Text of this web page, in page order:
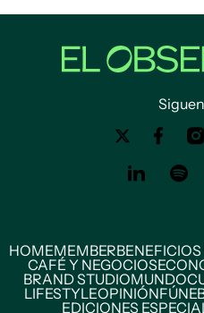
HOMEMEMBER
CAFÉ Y NEGOCIOS
BRAND STUDIOMUNDO
LIFESTYLEOPINIÓN
EDICIONES